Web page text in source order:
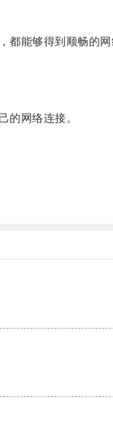
能够得到顺畅的网
网络连接。